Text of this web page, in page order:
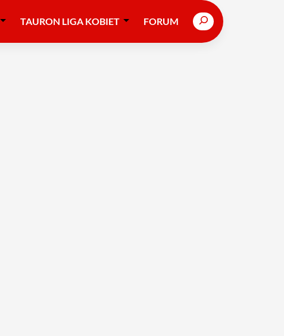
TAURON LIGA KOBIET FORUM Search